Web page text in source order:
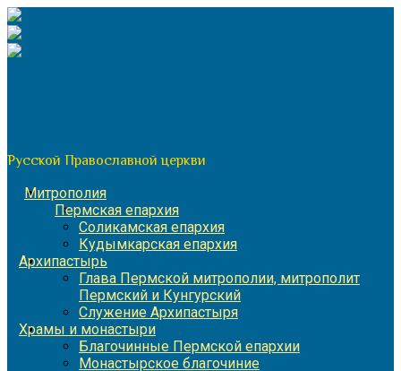
Перейти
к
содержимому
Русской Православной церкви
Митрополия
Пермская епархия
Соликамская епархия
Кудымкарская епархия
Архипастырь
Глава Пермской митрополии, митрополит
Пермский и Кунгурский
Служение Архипастыря
Храмы и монастыри
Благочинные Пермской епархии
Монастырское благочиние